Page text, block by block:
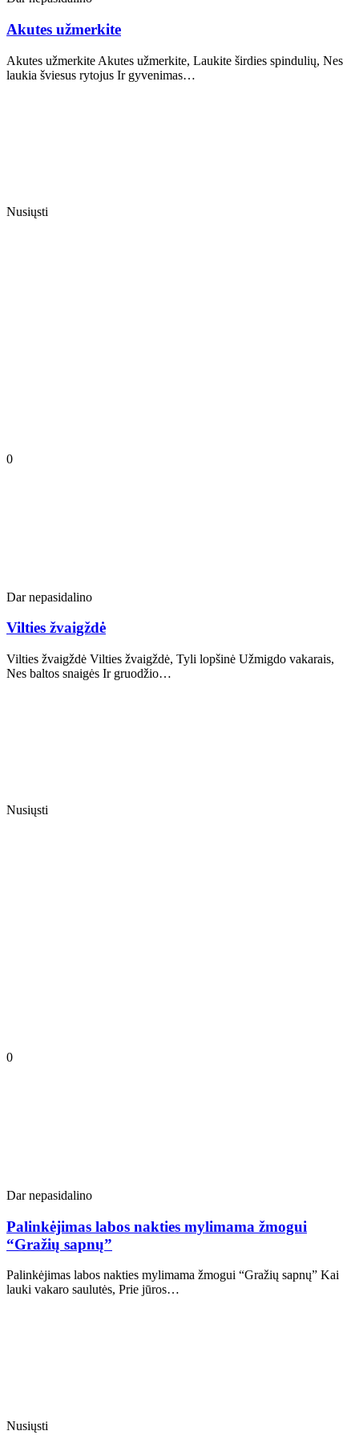
Akutes užmerkite
Akutes užmerkite Akutes užmerkite, Laukite širdies spindulių, Nes
laukia šviesus rytojus Ir gyvenimas…
Nusiųsti
0
Dar nepasidalino
Vilties žvaigždė
Vilties žvaigždė Vilties žvaigždė, Tyli lopšinė Užmigdo vakarais,
Nes baltos snaigės Ir gruodžio…
Nusiųsti
0
Dar nepasidalino
Palinkėjimas labos nakties mylimama žmogui
“Gražių sapnų”
Palinkėjimas labos nakties mylimama žmogui “Gražių sapnų” Kai
lauki vakaro saulutės, Prie jūros…
Nusiųsti